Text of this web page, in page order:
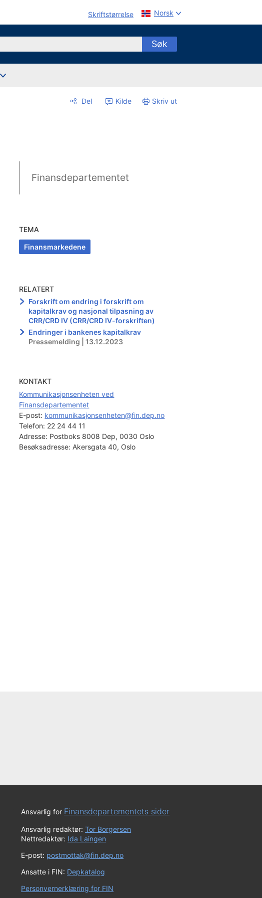
Skriftstørrelse Norsk
Søk
Del Kilde Skriv ut
Finansdepartementet
TEMA
Finansmarkedene
RELATERT
Forskrift om endring i forskrift om
kapitalkrav og nasjonal tilpasning av
CRR/CRD IV (CRR/CRD IV-forskriften)
Endringer i bankenes kapitalkrav
Pressemelding | 13.12.2023
KONTAKT
Kommunikasjonsenheten ved
Finansdepartementet
E-post: kommunikasjonsenheten@fin.dep.no
Telefon: 22 24 44 11
Adresse: Postboks 8008 Dep, 0030 Oslo
Besøksadresse: Akersgata 40, Oslo
Ansvarlig for Finansdepartementets sider
Ansvarlig redaktør:Tor Borgersen
Nettredaktør: Ida Laingen
E-post: postmottak@fin.dep.no
Ansatte i FIN: Depkatalog
Personvernerklæring for FIN